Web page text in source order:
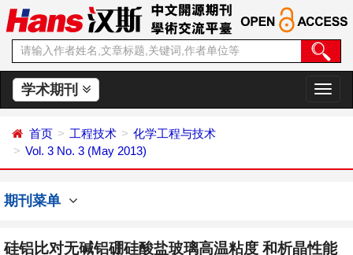
学术期刊
切
换
首页 工程技术
化学工程与技术
Vol. 3 No. 3 (May 2013)
期刊菜单
硅铝比对无碱铝硼硅酸盐玻璃高温粘度 和析晶性能